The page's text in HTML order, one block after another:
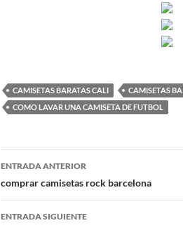
CAMISETAS BARATAS CALI
CAMISETAS
COMO LAVAR UNA CAMISETA DE FUTBOL
Navegación
de
entradas
ENTRADA ANTERIOR
comprar camisetas rock barcelona
ENTRADA SIGUIENTE